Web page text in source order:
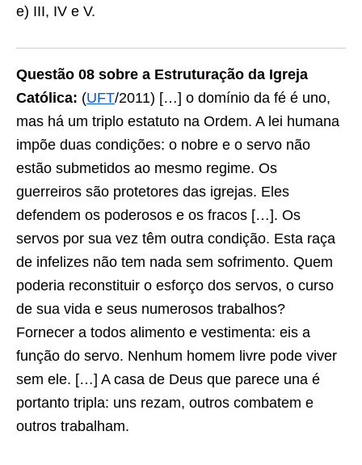
e) III, IV e V.
Questão 08 sobre a Estruturação da Igreja
Católica: (UFT/2011) […] o domínio da fé é uno,
mas há um triplo estatuto na Ordem. A lei humana
impõe duas condições: o nobre e o servo não
estão submetidos ao mesmo regime. Os
guerreiros são protetores das igrejas. Eles
defendem os poderosos e os fracos […]. Os
servos por sua vez têm outra condição. Esta raça
de infelizes não tem nada sem sofrimento. Quem
poderia reconstituir o esforço dos servos, o curso
de sua vida e seus numerosos trabalhos?
Fornecer a todos alimento e vestimenta: eis a
função do servo. Nenhum homem livre pode viver
sem ele. […] A casa de Deus que parece una é
portanto tripla: uns rezam, outros combatem e
outros trabalham.